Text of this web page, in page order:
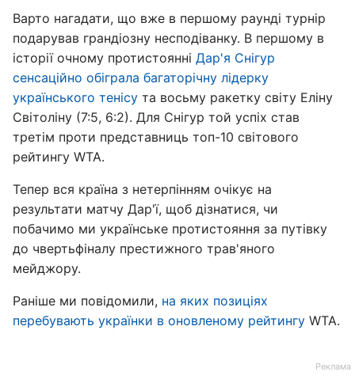
Варто нагадати, що вже в першому раунді турнір
подарував грандіозну несподіванку. В першому в
історії очному протистоянні Дар'я Снігур
сенсаційно обіграла багаторічну лідерку
українського тенісу та восьму ракетку світу Еліну
Світоліну (7:5, 6:2). Для Снігур той успіх став
третім проти представниць топ-10 світового
рейтингу WTA.
Тепер вся країна з нетерпінням очікує на
результати матчу Дар'ї, щоб дізнатися, чи
побачимо ми українське протистояння за путівку
до чвертьфіналу престижного трав'яного
мейджору.
Раніше ми повідомили, на яких позиціях
перебувають українки в оновленому рейтингу WTA.